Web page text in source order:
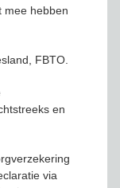
mee hebben
FBTO.
en
via